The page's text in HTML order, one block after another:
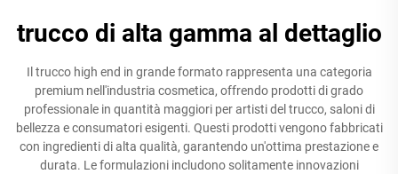
trucco di alta gamma al dettaglio
Il trucco high end in grande formato rappresenta una categoria
premium nell'industria cosmetica, offrendo prodotti di grado
professionale in quantità maggiori per artisti del trucco, saloni di
bellezza e consumatori esigenti. Questi prodotti vengono fabbricati
con ingredienti di alta qualità, garantendo un'ottima prestazione e
durata. Le formulazioni includono solitamente innovazioni